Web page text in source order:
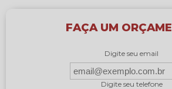
FAÇA UM
Digite seu email
Digite seu telefone